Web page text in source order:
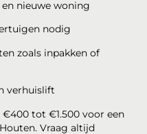
nieuwe woning
nodig
zoals inpakken of
verhuislift
tot €1.500 voor een
Vraag altijd